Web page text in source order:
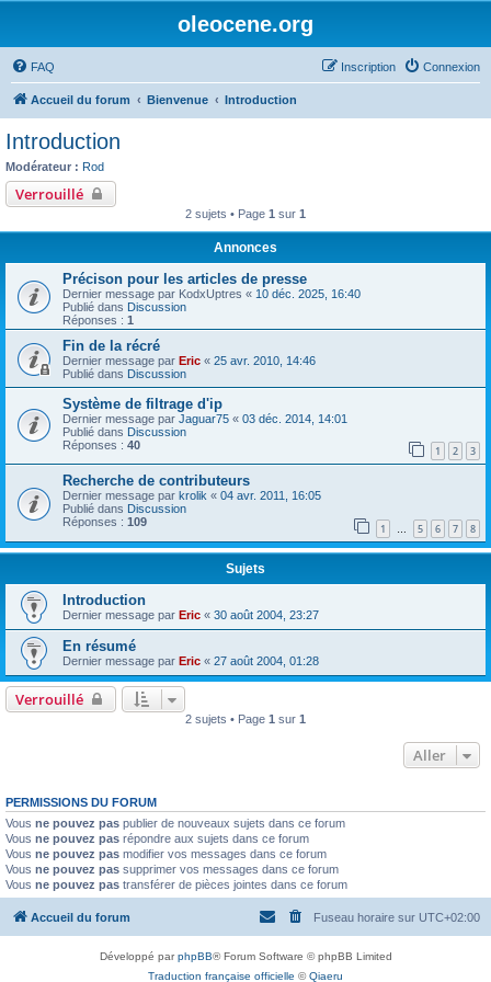
oleocene.org
FAQ Connexion
Inscription
Accueil du forum Bienvenue Introduction
Introduction
Modérateur : Rod
Verrouillé
2 sujets • Page 1 sur 1
Annonces
Précison pour les articles de presse
Dernier message par KodxUptres « 10 déc. 2025, 16:40
Publié dans Discussion
Réponses : 1
Fin de la récré
Dernier message par Eric « 25 avr. 2010, 14:46
Publié dans Discussion
Système de filtrage d'ip
Dernier message par Jaguar75 « 03 déc. 2014, 14:01
Publié dans Discussion
Réponses : 40 1 2 3
Recherche de contributeurs
Dernier message par krolik « 04 avr. 2011, 16:05
Publié dans Discussion
Réponses : 109 1 … 5 6 7 8
Sujets
Introduction
Dernier message par Eric « 30 août 2004, 23:27
En résumé
Dernier message par Eric « 27 août 2004, 01:28
Verrouillé
2 sujets • Page 1 sur 1
Aller
PERMISSIONS DU FORUM
Vous ne pouvez pas publier de nouveaux sujets dans ce forum
Vous ne pouvez pas répondre aux sujets dans ce forum
Vous ne pouvez pas modifier vos messages dans ce forum
Vous ne pouvez pas supprimer vos messages dans ce forum
Vous ne pouvez pas transférer de pièces jointes dans ce forum
Accueil du forum Fuseau horaire sur UTC+02:00
Développé parphpBB® Forum Software © phpBB Limited
Traduction française officielle ©Qiaeru